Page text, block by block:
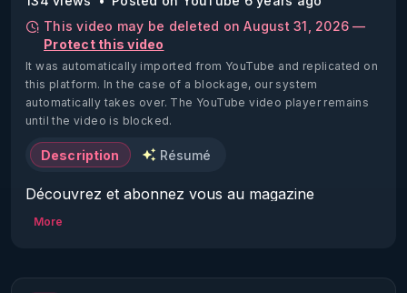
This video may be deleted on August 31, 2026 —
Protect this video
It was automatically imported from YouTube and replicated on
this platform. In the case of a blockage, our system
automatically takes over. The YouTube video player remains
until the video is blocked.
Description Résumé
Découvrez et abonnez vous au magazine
Regenere dont le prochain numéro traitera
More